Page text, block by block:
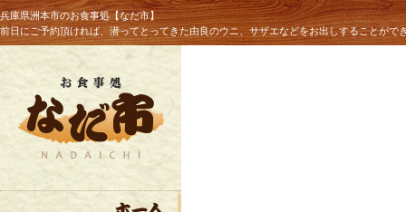
兵庫県洲本市のお食事処【なだ市】
前日にご予約頂ければ、潜ってとってきた由良のウニ、サザエなどをお出しすることがで